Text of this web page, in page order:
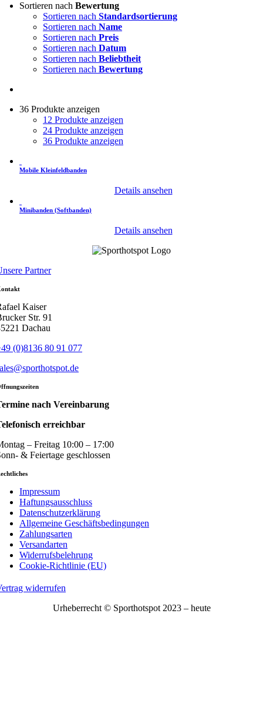
Sortieren nach Bewertung
Sortieren nach Standardsortierung
Sortieren nach Name
Sortieren nach Preis
Sortieren nach Datum
Sortieren nach Beliebtheit
Sortieren nach Bewertung
36 Produkte anzeigen
12 Produkte anzeigen
24 Produkte anzeigen
36 Produkte anzeigen
Mobile Kleinfeldbanden
Details ansehen
Minibanden (Softbanden)
Details ansehen
Partner
Kaiser
Str. 91
Dachau
(0)8136 80 91 077
nach Vereinbarung
erreichbar
– Freitag 10:00 – 17:00
& Feiertage geschlossen
Impressum
Haftungsausschluss
Datenschutzerklärung
Allgemeine Geschäftsbedingungen
Zahlungsarten
Versandarten
Widerrufsbelehrung
Cookie-Richtlinie (EU)
widerrufen
Urheberrecht © Sporthotspot 2023 – heute